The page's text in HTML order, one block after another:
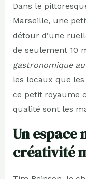
Dans le
Marseille, une
détour d’une
de seulement 10
gastronomique
les locaux que
ce petit royaume
qualité sont les
Un espace
créativité